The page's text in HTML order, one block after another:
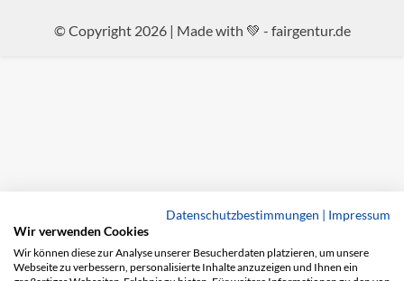
© Copyright 2026 | Made with 💚 - fairgentur.de
Datenschutzbestimmungen | Impressum
Wir verwenden Cookies
Wir können diese zur Analyse unserer Besucherdaten platzieren, um unsere
Webseite zu verbessern, personalisierte Inhalte anzuzeigen und Ihnen ein